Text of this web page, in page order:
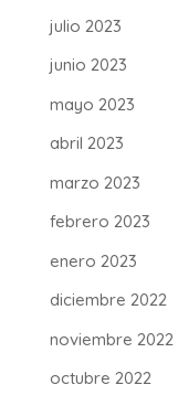
julio 2023
junio 2023
mayo 2023
abril 2023
marzo 2023
febrero 2023
enero 2023
diciembre 2022
noviembre 2022
octubre 2022